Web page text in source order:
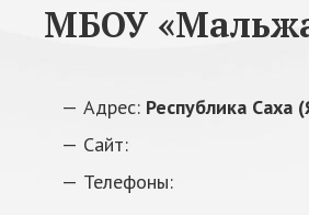
МБОУ
Адрес: Республика Саха
Сайт:
Телефоны: